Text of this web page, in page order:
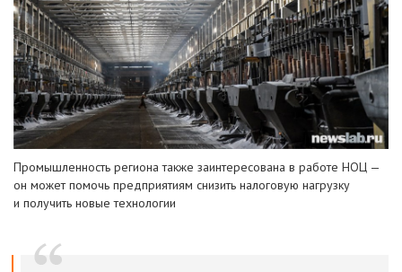
Промышленность региона также заинтересована в работе НОЦ —
он может помочь предприятиям снизить налоговую нагрузку
и получить новые технологии